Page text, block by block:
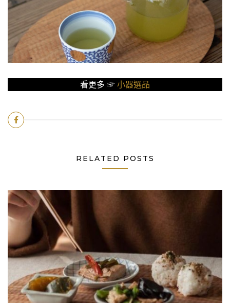
看更多 ☞ 小器選品
RELATED POSTS